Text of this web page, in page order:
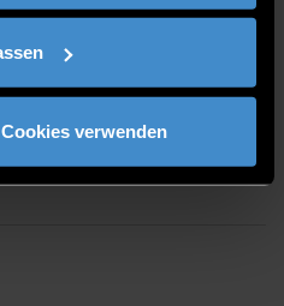
verwenden